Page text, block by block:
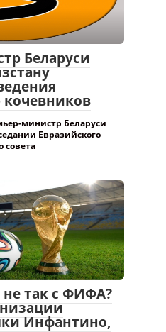
Беларуси
министр Беларуси
Евразийского
совета
не так с ФИФА?
Инфантино,